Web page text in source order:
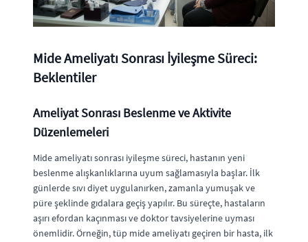
Mide Ameliyatı Sonrası İyileşme Süreci:
Beklentiler
Ameliyat Sonrası Beslenme ve Aktivite
Düzenlemeleri
Mide ameliyatı sonrası iyileşme süreci, hastanın yeni
beslenme alışkanlıklarına uyum sağlamasıyla başlar. İlk
günlerde sıvı diyet uygulanırken, zamanla yumuşak ve
püre şeklinde gıdalara geçiş yapılır. Bu süreçte, hastaların
aşırı efordan kaçınması ve doktor tavsiyelerine uyması
önemlidir. Örneğin, tüp mide ameliyatı geçiren bir hasta, ilk